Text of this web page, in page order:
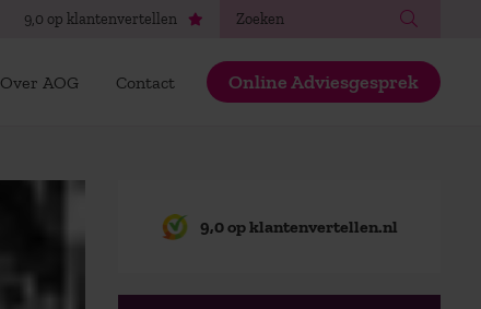
9,0 op klantenvertellen
Over AOG Contact Online Adviesgesprek
9,0 op klantenvertellen.nl